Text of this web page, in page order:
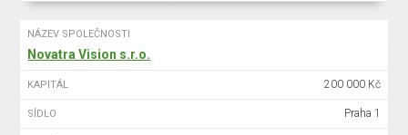
NÁZEV SPOLEČNOSTI
Novatra Vision s.r.o.
KAPITÁL 200 000 Kč
SÍDLO Praha 1